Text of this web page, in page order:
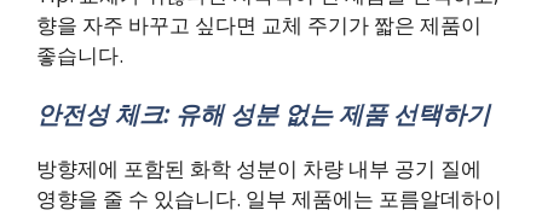
향을 자주 바꾸고 싶다면 교체 주기가 짧은 제품이
좋습니다.
안전성 체크: 유해 성분 없는 제품 선택하기
방향제에 포함된 화학 성분이 차량 내부 공기 질에
영향을 줄 수 있습니다. 일부 제품에는 포름알데하이